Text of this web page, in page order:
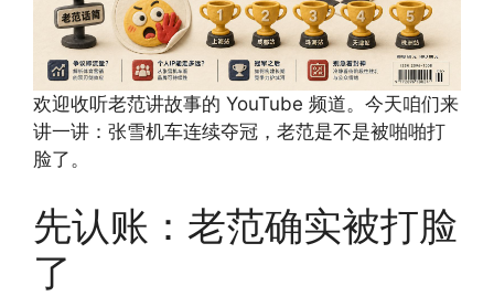
欢迎收听老范讲故事的 YouTube 频道。今天咱们来
讲一讲：张雪机车连续夺冠，老范是不是被啪啪打
脸了。
先认账：老范确实被打脸
了